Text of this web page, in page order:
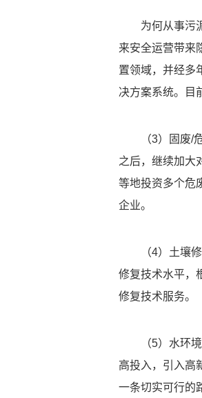
为何从事污
来安全运营带来
置领域，并经多
决方案系统。目
（3）固废/
之后，继续加大
等地投资多个危
企业。
（4）土壤
修复技术水平，
修复技术服务。
（5）水环
高投入，引入高
一条切实可行的